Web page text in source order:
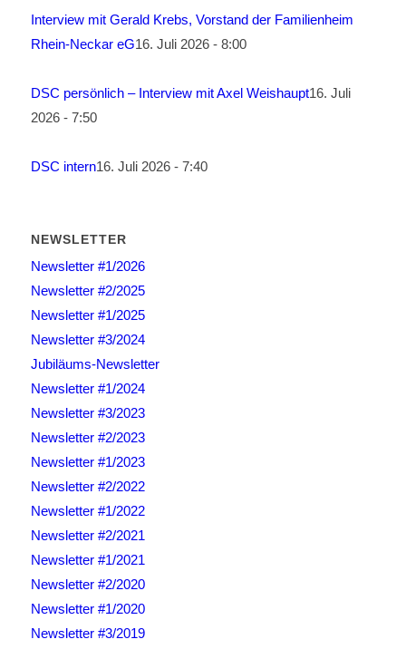
Interview mit Gerald Krebs, Vorstand der Familienheim
Rhein-Neckar eG16. Juli 2026 - 8:00
DSC persönlich – Interview mit Axel Weishaupt16. Juli
2026 - 7:50
DSC intern16. Juli 2026 - 7:40
NEWSLETTER
Newsletter #1/2026
Newsletter #2/2025
Newsletter #1/2025
Newsletter #3/2024
Jubiläums-Newsletter
Newsletter #1/2024
Newsletter #3/2023
Newsletter #2/2023
Newsletter #1/2023
Newsletter #2/2022
Newsletter #1/2022
Newsletter #2/2021
Newsletter #1/2021
Newsletter #2/2020
Newsletter #1/2020
Newsletter #3/2019